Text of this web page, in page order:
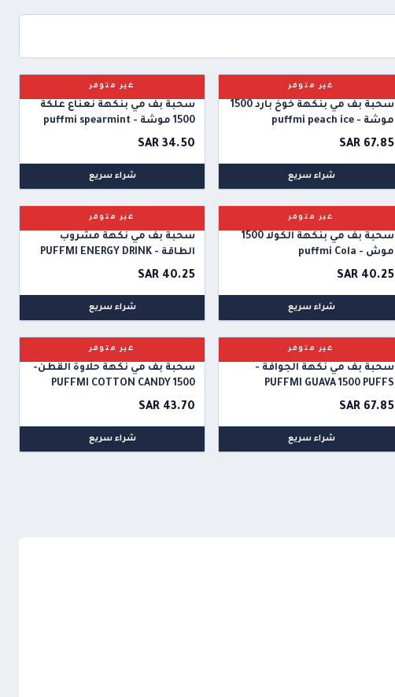
غير متوفر
سحبة بف مي بنكهة خوخ بارد 1500
موشة - puffmi peach ice
SAR 67.85
شراء سريع
غير متوفر
سحبة بف مي بنكهة نعناع علكة
1500 موشة - puffmi spearmint
SAR 34.50
شراء سريع
غير متوفر
سحبة بف مي بنكهة الكولا 1500
موش - puffmi Cola
SAR 40.25
شراء سريع
غير متوفر
سحبة بف مي نكهة مشروب
الطاقة - PUFFMI ENERGY DRINK
1500 PUFFS
SAR 40.25
شراء سريع
غير متوفر
سحبة بف مي نكهة الجوافة -
PUFFMI GUAVA 1500 PUFFS
SAR 67.85
شراء سريع
غير متوفر
سحبة بف مي نكهة حلاوة القطن-
PUFFMI COTTON CANDY 1500
PUFFS
SAR 43.70
شراء سريع